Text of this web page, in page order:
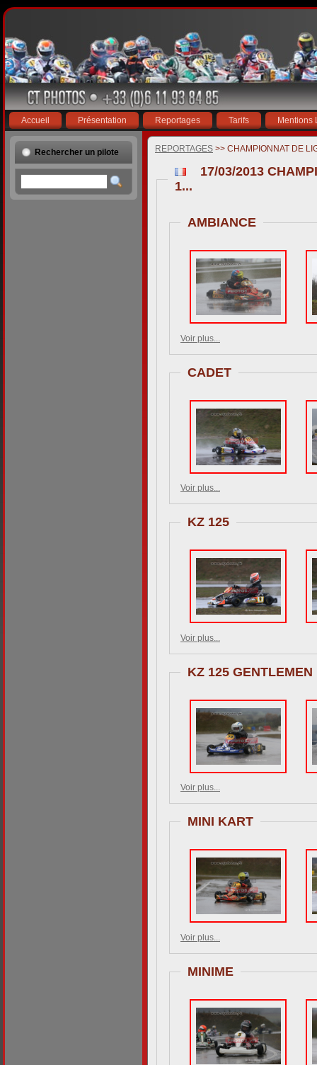
Accueil Présentation Reportages Tarifs Mentions
Rechercher un pilote REPORTAGES >> CHAMPIONNAT DE
17/03/2013
1...
AMBIANCE
Voir plus...
CADET
Voir plus...
KZ 125
Voir plus...
KZ 125 GENTLEMEN
Voir plus...
MINI KART
Voir plus...
MINIME